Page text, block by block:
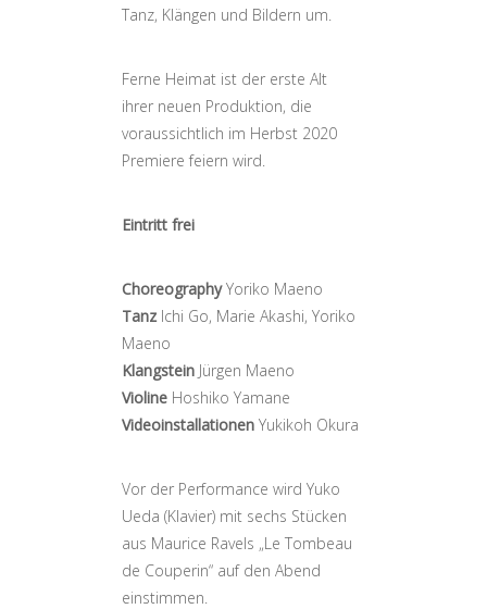
Tanz, Klängen und Bildern um.
Ferne Heimat ist der erste Alt
ihrer neuen Produktion, die
voraussichtlich im Herbst 2020
Premiere feiern wird.
Eintritt frei
ChoreographyYoriko Maeno
Tanz Ichi Go, Marie Akashi, Yoriko
Maeno
Klangstein Jürgen Maeno
Violine Hoshiko Yamane
Videoinstallationen Yukikoh Okura
Vor der Performance wird Yuko
Ueda (Klavier) mit sechs Stücken
aus Maurice Ravels „Le Tombeau
de Couperin“ auf den Abend
einstimmen.